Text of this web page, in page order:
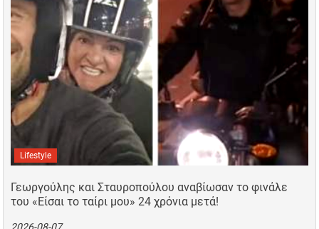
Lifestyle
Γεωργούλης και Σταυροπούλου αναβίωσαν το φινάλε
του «Είσαι το ταίρι μου» 24 χρόνια μετά!